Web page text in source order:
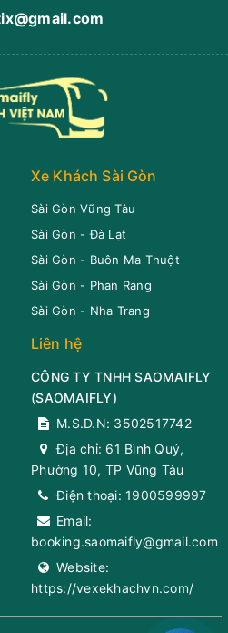
Xe Khách Sài Gòn
Sài Gòn Vũng Tàu
Sài Gòn - Đà Lạt
Sài Gòn - Buôn Ma Thuột
Sài Gòn - Phan Rang
Sài Gòn - Nha Trang
Liên hệ
CÔNG TY TNHH SAOMAIFLY
(SAOMAIFLY)
M.S.D.N: 3502517742
Địa chỉ: 61 Bình Quý,
Phường 10, TP Vũng Tàu
Điện thoại: 1900599997
Email:
booking.saomaifly@gmail.com
Website:
https://vexekhachvn.com/